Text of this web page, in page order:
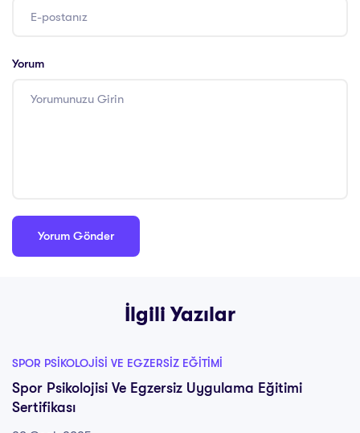
Yorum
İlgili Yazılar
SPOR PSIKOLOJISI VE EGZERSIZ EĞITIMI
Spor Psikolojisi Ve Egzersiz Uygulama Eğitimi
Sertifikası